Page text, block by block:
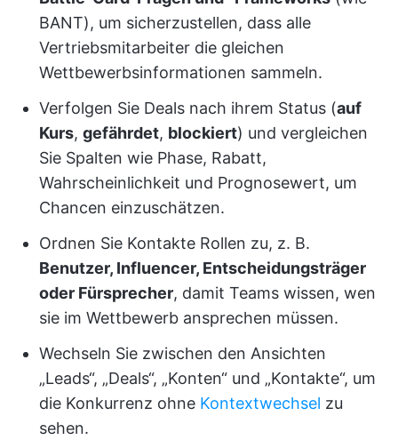
BANT), um sicherzustellen, dass alle
Vertriebsmitarbeiter die gleichen
Wettbewerbsinformationen sammeln.
Verfolgen Sie Deals nach ihrem Status (auf
Kurs, gefährdet, blockiert) und vergleichen
Sie Spalten wie Phase, Rabatt,
Wahrscheinlichkeit und Prognosewert, um
Chancen einzuschätzen.
Ordnen Sie Kontakte Rollen zu, z. B.
Benutzer, Influencer, Entscheidungsträger
oder Fürsprecher, damit Teams wissen, wen
sie im Wettbewerb ansprechen müssen.
Wechseln Sie zwischen den Ansichten
„Leads“, „Deals“, „Konten“ und „Kontakte“, um
die Konkurrenz ohne Kontextwechsel zu
sehen.